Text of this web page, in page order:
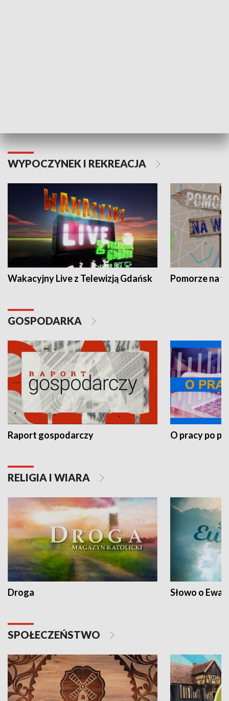
WYPOCZYNEK I REKREACJA
Wakacyjny Live z Telewizją Gdańsk Pomorze na
GOSPODARKA
Raport gospodarczy O pracy po
RELIGIA I WIARA
Droga Słowo o
SPOŁECZEŃSTWO